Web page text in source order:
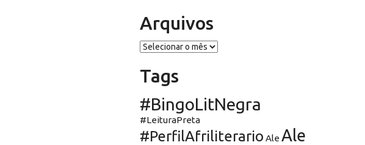
Arquivos
Arquivos
Tags
#BingoLitNegra
#LeituraPreta
#PerfilAfriliterario Ale Ale